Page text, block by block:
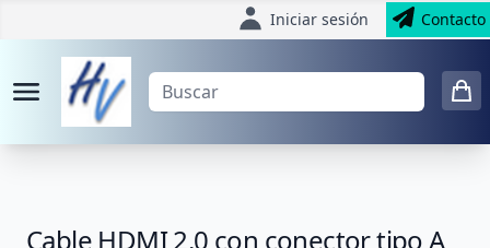
Iniciar sesión Contacto
Cable HDMI 2.0 con conector tipo A